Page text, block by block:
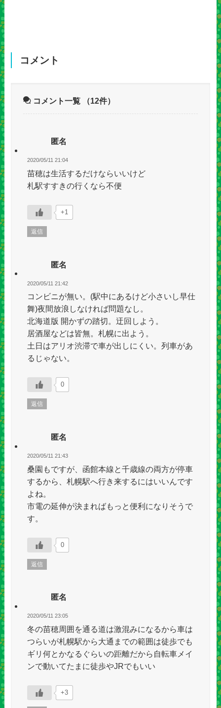
コメント
コメント一覧 （12件）
匿名
2020/05/11 21:04
苗穂は生活するだけならいいけど
札駅すすきの行くなら不便
+1
返信
匿名
2020/05/11 21:42
コンビニが無い。(駅中にあるけど小さいし早仕
舞)夜間放浪しなければ問題なし。
北海道版 開かずの踏切。迂回しよう。
居酒屋などは皆無。札幌に出よう。
土日はアリオ渋滞で車が出しにくい。列車があ
るじゃない。
0
返信
匿名
2020/05/11 21:43
桑園もですが、函館本線と千歳線の両方が停車
するから、札幌駅へ行き来するにはいいんです
よね。
市電の延伸が決まればもっと便利になりそうで
す。
0
返信
匿名
2020/05/11 23:05
冬の苗穂周囲を通る道は激混みになるから車は
つらいが札幌駅から大通までの範囲は徒歩でも
ギリ何とかなるぐらいの距離だから自転車メイ
ンで動いてたまに徒歩やJRでもいい
+3